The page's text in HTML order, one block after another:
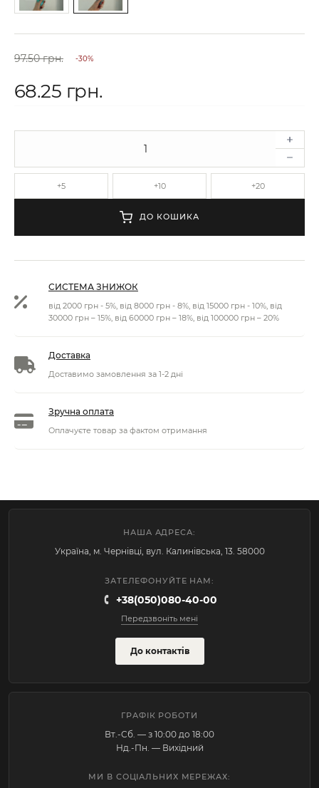
97.50 грн. -30%
68.25 грн.
+5 +10 +20
ДО КОШИКА
СИСТЕМА ЗНИЖОК
від 2000 грн - 5%, від 8000 грн - 8%, від 15000 грн - 10%, від
30000 грн – 15%, від 60000 грн – 18%, від 100000 грн – 20%
Доставка
Доставимо замовлення за 1-2 дні
Зручна оплата
Оплачуєте товар за фактом отримання
НАША АДРЕСА:
Україна, м. Чернівці, вул. Калинівська, 13. 58000
ЗАТЕЛЕФОНУЙТЕ НАМ:
+38(050)080-40-00
Передзвоніть мені
До контактів
ГРАФІК РОБОТИ
Вт.-Cб. — з 10:00 до 18:00
Нд.-Пн. — Вихідний
МИ В СОЦІАЛЬНИХ МЕРЕЖАХ: